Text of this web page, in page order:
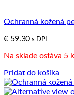
Ochranná kožená
€ 59.30 s DPH
Na sklade ostáva 5
Pridať do košíka